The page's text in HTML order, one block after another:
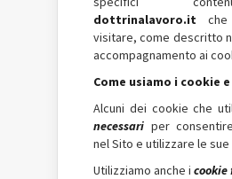
dottrinalavoro.it che
visitare, come descritto
accompagnamento ai
Come usiamo i cookie
Alcuni dei cookie che
necessari per
nel Sito e utilizzare le
Utilizziamo anche i